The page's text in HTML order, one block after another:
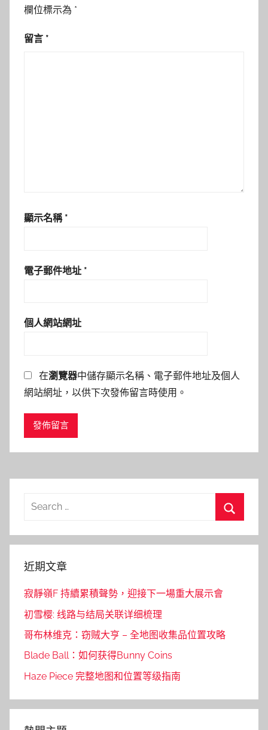
欄位標示為 *
留言 *
顯示名稱 *
電子郵件地址 *
個人網站網址
在瀏覽器中儲存顯示名稱、電子郵件地址及個人
網站網址，以供下次發佈留言時使用。
Search
近期文章
寂靜嶺F 持續累積聲勢，迎接下一場重大展示會
初雪樱: 线路与结局关联详细梳理
哥布林维克：窃贼大亨 – 全地图收集品位置攻略
Blade Ball：如何获得Bunny Coins
Haze Piece 完整地图和位置等级指南